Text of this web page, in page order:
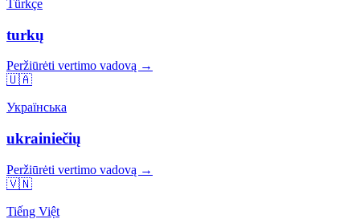
Türkçe
turkų
Peržiūrėti vertimo vadovą →
🇺🇦
Українська
ukrainiečių
Peržiūrėti vertimo vadovą →
🇻🇳
Tiếng Việt